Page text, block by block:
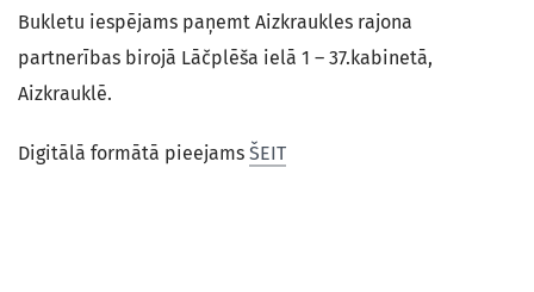
Bukletu iespējams paņemt Aizkraukles rajona
partnerības birojā Lāčplēša ielā 1 – 37.kabinetā,
Aizkrauklē.
Digitālā formātā pieejams ŠEIT